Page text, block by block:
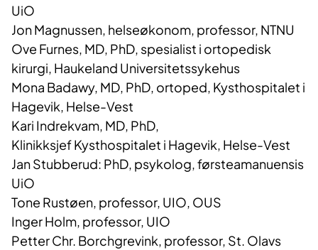
UiO
Jon Magnussen, helseøkonom, professor, NTNU
Ove Furnes, MD, PhD, spesialist i ortopedisk
kirurgi, Haukeland Universitetssykehus
Mona Badawy, MD, PhD, ortoped, Kysthospitalet i
Hagevik, Helse-Vest
Kari Indrekvam, MD, PhD,
Klinikksjef Kysthospitalet i Hagevik, Helse-Vest
Jan Stubberud: PhD, psykolog, førsteamanuensis
UiO
Tone Rustøen, professor, UIO, OUS
Inger Holm, professor, UIO
Petter Chr. Borchgrevink, professor, St. Olavs